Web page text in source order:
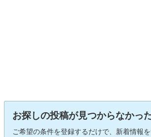
お探しの投稿が見つからなかっ
ご希望の条件を登録するだけで、新着情報